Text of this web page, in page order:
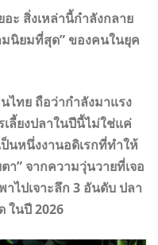
อะ สิ่งเหล่านี้กำลังกลาย
มนิยมที่สุด” ของคนในยุค
ไทย ถือว่ากำลังมาแรง
เลี้ยงปลาในปีนี้ไม่ใช่แค่
ป็นหนึ่งงานอดิเรกที่ทำให้
า” จากความวุ่นวายที่เจอ
ไปเจาะลึก 3 อันดับ ปลา
ในปี 2026